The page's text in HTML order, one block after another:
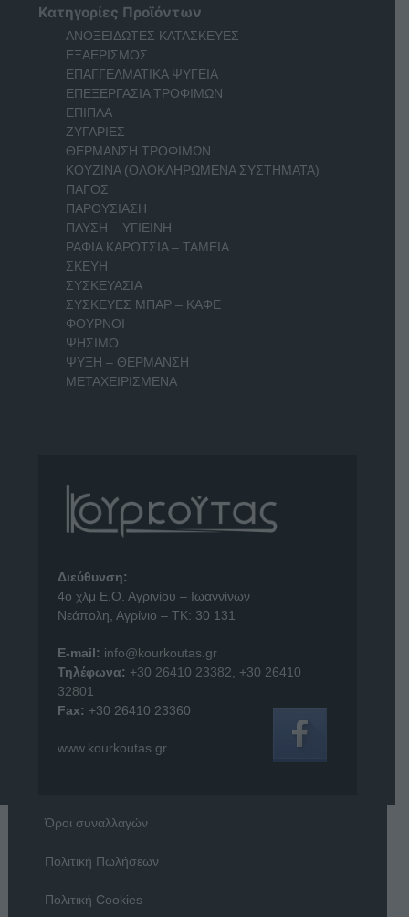
Κατηγορίες Προϊόντων
ΑΝΟΞΕΙΔΩΤΕΣ ΚΑΤΑΣΚΕΥΕΣ
ΕΞΑΕΡΙΣΜΟΣ
ΕΠΑΓΓΕΛΜΑΤΙΚΑ ΨΥΓΕΙΑ
ΕΠΕΞΕΡΓΑΣΙΑ ΤΡΟΦΙΜΩΝ
ΕΠΙΠΛΑ
ΖΥΓΑΡΙΕΣ
ΘΕΡΜΑΝΣΗ ΤΡΟΦΙΜΩΝ
ΚΟΥΖΙΝΑ (ΟΛΟΚΛΗΡΩΜΕΝΑ ΣΥΣΤΗΜΑΤΑ)
ΠΑΓΟΣ
ΠΑΡΟΥΣΙΑΣΗ
ΠΛΥΣΗ – ΥΓΙΕΙΝΗ
ΡΑΦΙΑ ΚΑΡΟΤΣΙΑ – ΤΑΜΕΙΑ
ΣΚΕΥΗ
ΣΥΣΚΕΥΑΣΙΑ
ΣΥΣΚΕΥΕΣ ΜΠΑΡ – ΚΑΦΕ
ΦΟΥΡΝΟΙ
ΨΗΣΙΜΟ
ΨΥΞΗ – ΘΕΡΜΑΝΣΗ
ΜΕΤΑΧΕΙΡΙΣΜΕΝΑ
Διεύθυνση:
4o χλμ Ε.Ο. Αγρινίου – Ιωαννίνων
Νεάπολη, Αγρίνιο – ΤΚ: 30 131
E-mail: info@kourkoutas.gr
Τηλέφωνα: +30 26410 23382
+30 26410
32801
Fax: +30 26410 23360
www.kourkoutas.gr
Όροι συναλλαγών
Πολιτική Πωλήσεων
Πολιτική Cookies